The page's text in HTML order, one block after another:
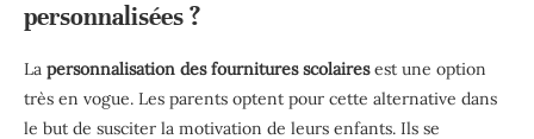
personnalisées ?
La personnalisation des fournitures scolairesest une option
très en vogue. Les parents optent pour cette alternative dans
le but de susciter la motivation de leurs enfants. Ils se